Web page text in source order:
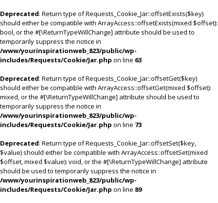
Deprecated: Return type of Requests_Cookie_Jar::offsetExists($key)
should either be compatible with ArrayAccess::offsetExists(mixed $offset):
bool, or the #[\ReturnTypeWillChange] attribute should be used to
temporarily suppress the notice in
/www/yourinspirationweb_823/public/wp-
includes/Requests/Cookie/Jar.php on line 63
Deprecated: Return type of Requests_Cookie_Jar::offsetGet($key)
should either be compatible with ArrayAccess::offsetGet(mixed $offset):
mixed, or the #[\ReturnTypeWillChange] attribute should be used to
temporarily suppress the notice in
/www/yourinspirationweb_823/public/wp-
includes/Requests/Cookie/Jar.php on line 73
Deprecated: Return type of Requests_Cookie_Jar::offsetSet($key,
$value) should either be compatible with ArrayAccess::offsetSet(mixed
$offset, mixed $value): void, or the #[\ReturnTypeWillChange] attribute
should be used to temporarily suppress the notice in
/www/yourinspirationweb_823/public/wp-
includes/Requests/Cookie/Jar.php on line 89